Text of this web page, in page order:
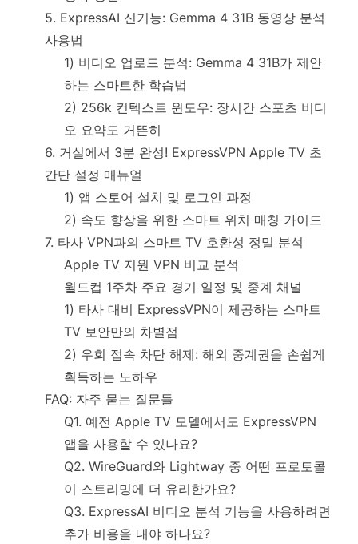
5. ExpressAI 신기능: Gemma 4 31B 동영상 분석
사용법
1) 비디오 업로드 분석: Gemma 4 31B가 제안
하는 스마트한 학습법
2) 256k 컨텍스트 윈도우: 장시간 스포츠 비디
오 요약도 거뜬히
6. 거실에서 3분 완성! ExpressVPN Apple TV 초
간단 설정 매뉴얼
1) 앱 스토어 설치 및 로그인 과정
2) 속도 향상을 위한 스마트 위치 매칭 가이드
7. 타사 VPN과의 스마트 TV 호환성 정밀 분석
Apple TV 지원 VPN 비교 분석
월드컵 1주차 주요 경기 일정 및 중계 채널
1) 타사 대비 ExpressVPN이 제공하는 스마트
TV 보안만의 차별점
2) 우회 접속 차단 해제: 해외 중계권을 손쉽게
획득하는 노하우
FAQ: 자주 묻는 질문들
Q1. 예전 Apple TV 모델에서도 ExpressVPN
앱을 사용할 수 있나요?
Q2. WireGuard와 Lightway 중 어떤 프로토콜
이 스트리밍에 더 유리한가요?
Q3. ExpressAI 비디오 분석 기능을 사용하려면
추가 비용을 내야 하나요?